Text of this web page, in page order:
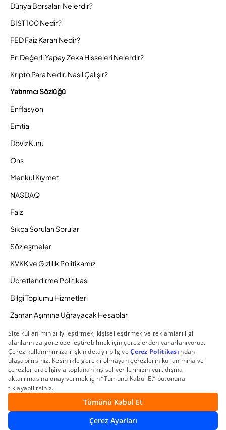
Dünya Borsaları Nelerdir?
BIST 100 Nedir?
FED Faiz Kararı Nedir?
En Değerli Yapay Zeka Hisseleri Nelerdir?
Kripto Para Nedir, Nasıl Çalışır?
Yatırımcı Sözlüğü
Enflasyon
Emtia
Döviz Kuru
Ons
Menkul Kıymet
NASDAQ
Faiz
Sıkça Sorulan Sorular
Sözleşmeler
KVKK ve Gizlilik Politikamız
Ücretlendirme Politikası
Bilgi Toplumu Hizmetleri
Zaman Aşımına Uğrayacak Hesaplar
Duyurular ve Kampanyalar
© 2026 Gedik Yatırım Menkul Değerler AŞ. Tüm Hakları